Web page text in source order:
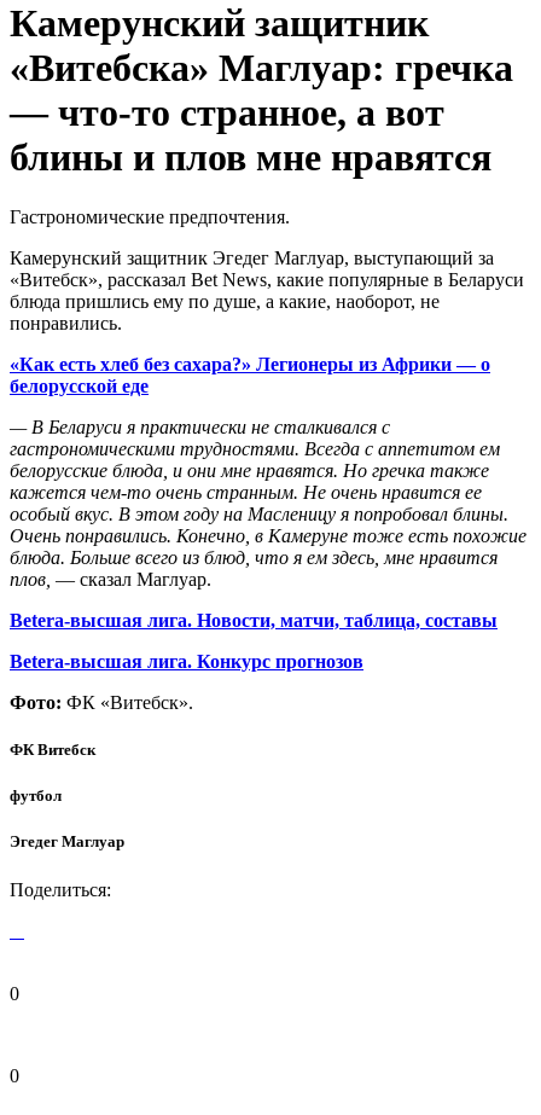
Камерунский защитник
«Витебска» Маглуар: гречка
— что-то странное, а вот
блины и плов мне нравятся
Гастрономические предпочтения.
Камерунский защитник Эгедег Маглуар, выступающий за
«Витебск», рассказал Bet News, какие популярные в Беларуси
блюда пришлись ему по душе, а какие, наоборот, не
понравились.
«Как есть хлеб без сахара?» Легионеры из Африки — о
белорусской еде
— В Беларуси я практически не сталкивался с
гастрономическими трудностями. Всегда с аппетитом ем
белорусские блюда, и они мне нравятся. Но гречка также
кажется чем-то очень странным. Не очень нравится ее
особый вкус. В этом году на Масленицу я попробовал блины.
Очень понравились. Конечно, в Камеруне тоже есть похожие
блюда. Больше всего из блюд, что я ем здесь, мне нравится
плов, — сказал Маглуар.
Betera-высшая лига. Новости, матчи, таблица, составы
Betera-высшая лига. Конкурс прогнозов
Фото: ФК «Витебск».
ФК Витебск
футбол
Эгедег Маглуар
Поделиться:
0
0